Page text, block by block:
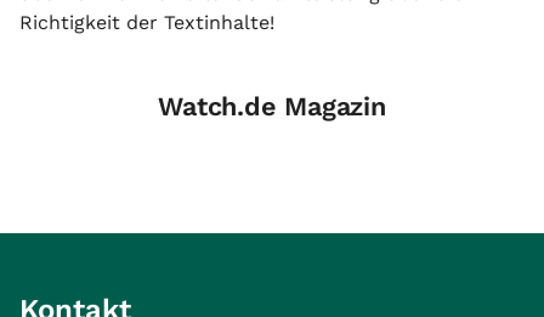
Richtigkeit der Textinhalte!
Watch.de Magazin
Kontakt